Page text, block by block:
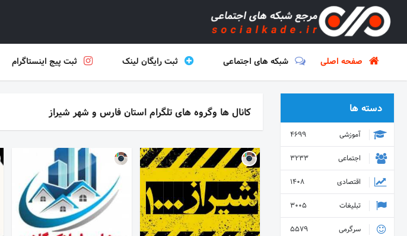
صفحه اصلی شبکه های اجتماعی ثبت رایگان لینک ثبت پیج اینستاگرام
کانال ها وگروه های تلگرام استان فارس و شهر شیراز دسته ها
آموزشی
4699
اجتماعی
3233
اقتصادی
1408
تبلیغات
3005
سرگرمی
5579